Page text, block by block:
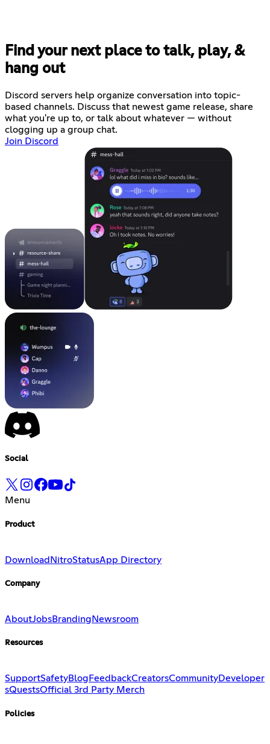
Find your next place to talk, play, &
hang out
Discord servers help organize conversation into topic-
based channels. Discuss that newest game release, share
what you're up to, or talk about whatever — without
clogging up a group chat.
Join Discord
Social
Menu
Product
Download NitroStatusApp Directory
Company
AboutJobsBranding Newsroom
Resources
SupportSafetyBlog FeedbackCreatorsCommunityDeveloper
sQuestsOfficial 3rd Party Merch
Policies